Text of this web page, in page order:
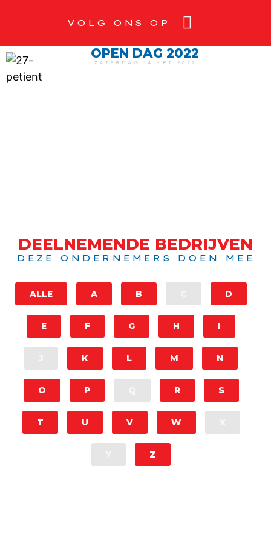
VOLG ONS OP
OPEN DAG 2022
ZATERDAG 14 MEI 2022
DEELNEMENDE BEDRIJVEN
DEZE ONDERNEMERS DOEN MEE​
ALLE A B D
E F G H I
K L M N
O P R S
T U V W
Z